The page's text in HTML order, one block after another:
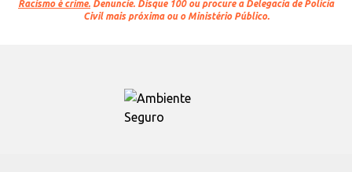
Racismo é crime. Denuncie. Disque 100 ou procure a Delegacia de Polícia
Civil mais próxima ou o Ministério Público.